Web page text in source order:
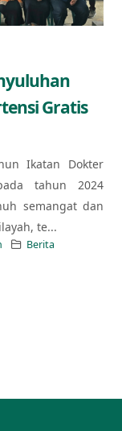
Gratis
Ikatan Dokter
tahun 2024
semangat dan
te...
Berita